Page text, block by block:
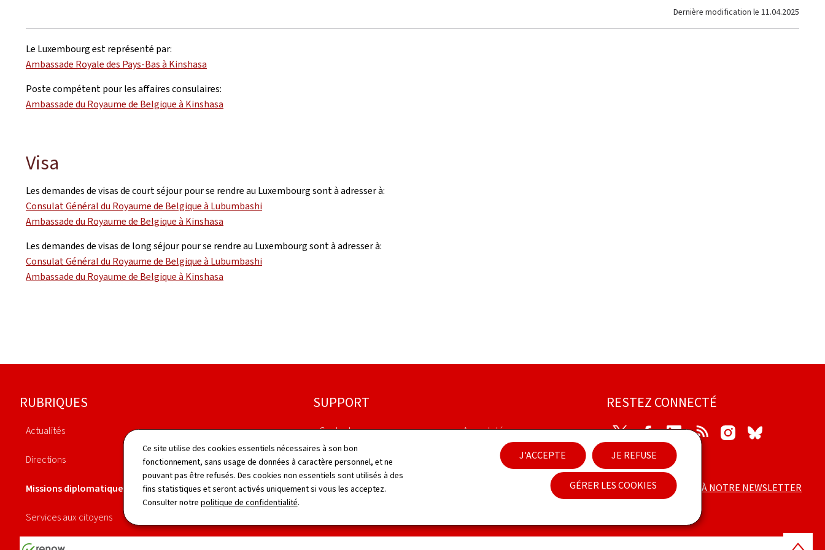
Ce site utilise des cookies essentiels nécessaires à son bon
fonctionnement, sans usage de données à caractère personnel, et ne
pouvant pas être refusés. Des cookies non essentiels sont utilisés à des
fins statistiques et seront activés uniquement si vous les acceptez.
Consulter notre politique de confidentialité.
J'ACCEPTE JE REFUSE
GÉRER LES COOKIES
Dernière modification le 11.04.2025
Le Luxembourg est représenté par:
Ambassade Royale des Pays-Bas à Kinshasa
Poste compétent pour les affaires consulaires:
Ambassade du Royaume de Belgique à Kinshasa
Visa
Les demandes de visas de court séjour pour se rendre au Luxembourg sont à adresser à:
Consulat Général du Royaume de Belgique à Lubumbashi
Ambassade du Royaume de Belgique à Kinshasa
Les demandes de visas de long séjour pour se rendre au Luxembourg sont à adresser à:
Consulat Général du Royaume de Belgique à Lubumbashi
Ambassade du Royaume de Belgique à Kinshasa
Pied
de
RUBRIQUES
Actualités
Directions
Missions diplomatiques
Services aux citoyens
Publications
Démarches
SUPPORT
Contact
Plan du site
À propos du site
Aspects légaux
Déclaration d'accessibilité
RESTEZ CONNECTÉ
TwitterFacebookLinkedIn RSS Instagram
ABONNEZ-VOUS À NOTRE NEWSLETTER
Haut